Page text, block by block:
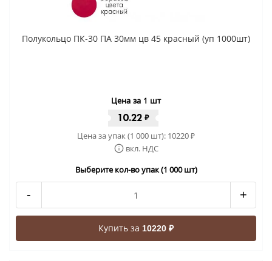
Полукольцо ПК-30 ПА 30мм цв 45 красный (уп 1000шт)
Цена за 1 шт
10.22 ₽
Цена за упак (1 000 шт): 10220₽
вкл. НДС
Выберите кол-во упак (1 000 шт)
- +
Купить за 10220 ₽